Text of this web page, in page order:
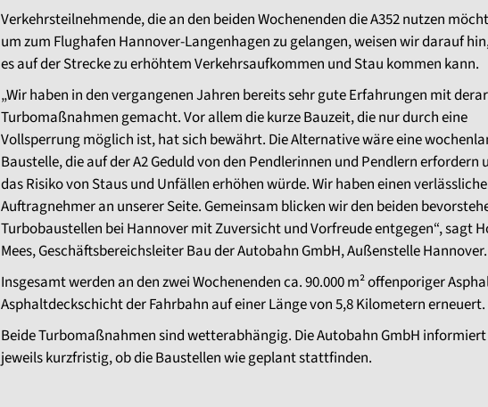
Verkehrsteilnehmende, die an den beiden Wochenenden die A352 nutzen
um zum Flughafen Hannover-Langenhagen zu gelangen, weisen wir darauf
es auf der Strecke zu erhöhtem Verkehrsaufkommen und Stau kommen kann.
„Wir haben in den vergangenen Jahren bereits sehr gute Erfahrungen mit
Turbomaßnahmen gemacht. Vor allem die kurze Bauzeit, die nur durch eine
Vollsperrung möglich ist, hat sich bewährt. Die Alternative wäre eine
Baustelle, die auf der A2 Geduld von den Pendlerinnen und Pendlern erfordern
das Risiko von Staus und Unfällen erhöhen würde. Wir haben einen
Auftragnehmer an unserer Seite. Gemeinsam blicken wir den beiden
Turbobaustellen bei Hannover mit Zuversicht und Vorfreude entgegen“, sagt
Mees, Geschäftsbereichsleiter Bau der Autobahn GmbH, Außenstelle Hannover.
Insgesamt werden an den zwei Wochenenden ca. 90.000 m² offenporiger
Asphaltdeckschicht der Fahrbahn auf einer Länge von 5,8 Kilometern erneuert.
Beide Turbomaßnahmen sind wetterabhängig. Die Autobahn GmbH informiert
jeweils kurzfristig, ob die Baustellen wie geplant stattfinden.